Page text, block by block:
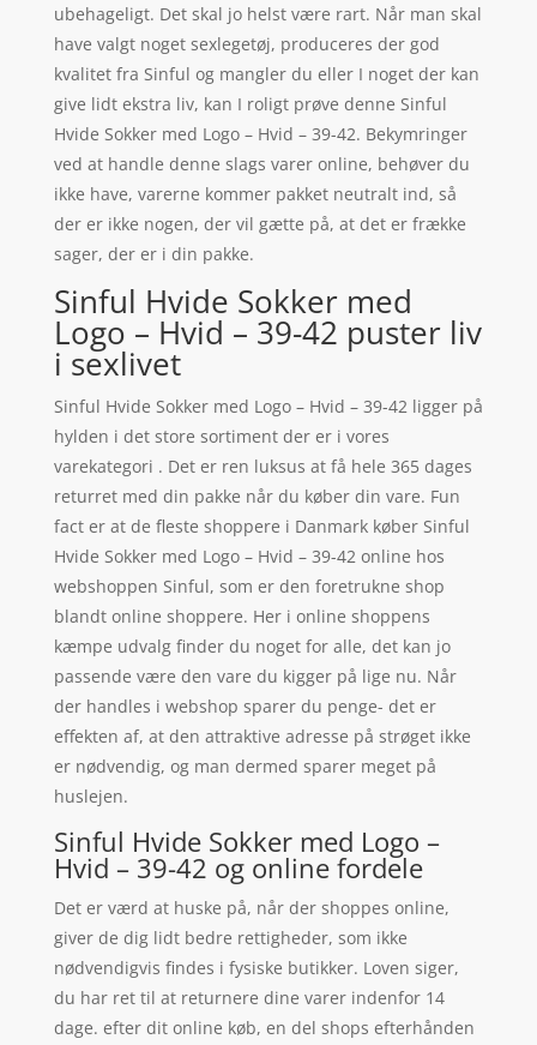
ubehageligt. Det skal jo helst være rart. Når man skal
have valgt noget sexlegetøj, produceres der god
kvalitet fra Sinful og mangler du eller I noget der kan
give lidt ekstra liv, kan I roligt prøve denne Sinful
Hvide Sokker med Logo – Hvid – 39-42. Bekymringer
ved at handle denne slags varer online, behøver du
ikke have, varerne kommer pakket neutralt ind, så
der er ikke nogen, der vil gætte på, at det er frække
sager, der er i din pakke.
Sinful Hvide Sokker med
Logo – Hvid – 39-42 puster liv
i sexlivet
Sinful Hvide Sokker med Logo – Hvid – 39-42 ligger på
hylden i det store sortiment der er i vores
varekategori . Det er ren luksus at få hele 365 dages
returret med din pakke når du køber din vare. Fun
fact er at de fleste shoppere i Danmark køber Sinful
Hvide Sokker med Logo – Hvid – 39-42 online hos
webshoppen Sinful, som er den foretrukne shop
blandt online shoppere. Her i online shoppens
kæmpe udvalg finder du noget for alle, det kan jo
passende være den vare du kigger på lige nu. Når
der handles i webshop sparer du penge- det er
effekten af, at den attraktive adresse på strøget ikke
er nødvendig, og man dermed sparer meget på
huslejen.
Sinful Hvide Sokker med Logo –
Hvid – 39-42 og online fordele
Det er værd at huske på, når der shoppes online,
giver de dig lidt bedre rettigheder, som ikke
nødvendigvis findes i fysiske butikker. Loven siger,
du har ret til at returnere dine varer indenfor 14
dage. efter dit online køb, en del shops efterhånden